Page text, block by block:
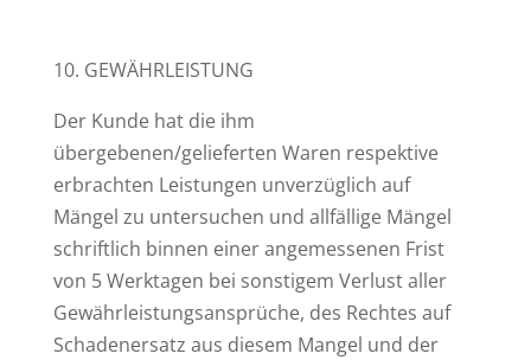
10. GEWÄHRLEISTUNG
Der Kunde hat die ihm
übergebenen/gelieferten Waren respektive
erbrachten Leistungen unverzüglich auf
Mängel zu untersuchen und allfällige Mängel
schriftlich binnen einer angemessenen Frist
von 5 Werktagen bei sonstigem Verlust aller
Gewährleistungsansprüche, des Rechtes auf
Schadenersatz aus diesem Mangel und der